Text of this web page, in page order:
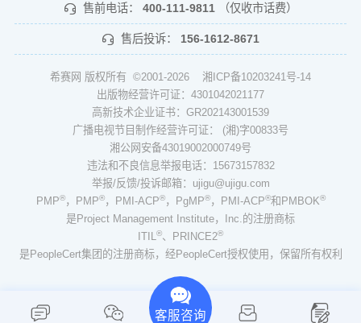
售前电话： 400-111-9811 （仅收市话费）
售后投诉： 156-1612-8671
希赛网 版权所有 ©2001-2026 湘ICP备10203241号-14
出版物经营许可证：4301042021177
高新技术企业证书：GR202143001539
广播电视节目制作经营许可证： (湘)字00833号
湘公网安备43019002000749号
违法和不良信息举报电话：15673157832
举报/反馈/投诉邮箱：ujigu@ujigu.com
PMP®，PMP®，PMI-ACP®，PgMP®，PMI-ACP®和PMBOK®
是Project Management Institute，Inc.的注册商标
ITIL®、PRINCE2®
是PeopleCert集团的注册商标，经PeopleCert授权使用，保留所有权利
客服咨询